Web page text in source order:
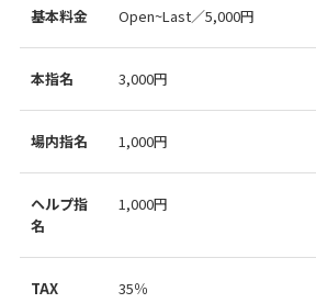
基本料金 Open~Last／5,000円
本指名 3,000円
場内指名 1,000円
ヘルプ指
名
1,000円
TAX 35％